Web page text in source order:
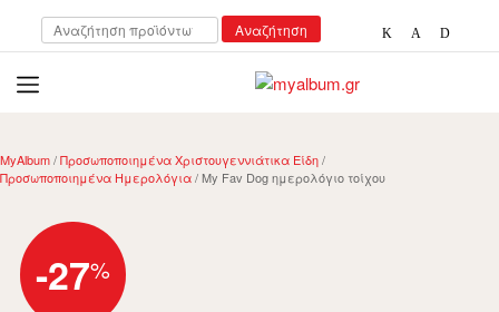
Αναζήτηση
για:
Αναζήτηση
open
MyAlbum/Προσωποποιημένα Χριστουγεννιάτικα Είδη/
Προσωποποιημένα Ημερολόγια/ My Fav Dog ημερολόγιο τοίχου
-27%